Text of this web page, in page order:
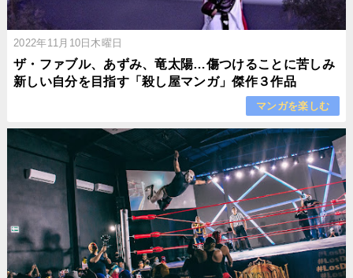
2022年11月10日木曜日
ザ・ファブル、あずみ、竜太陽…傷つけることに苦しみ
新しい自分を目指す「殺し屋マンガ」傑作３作品
マンガを楽しむ